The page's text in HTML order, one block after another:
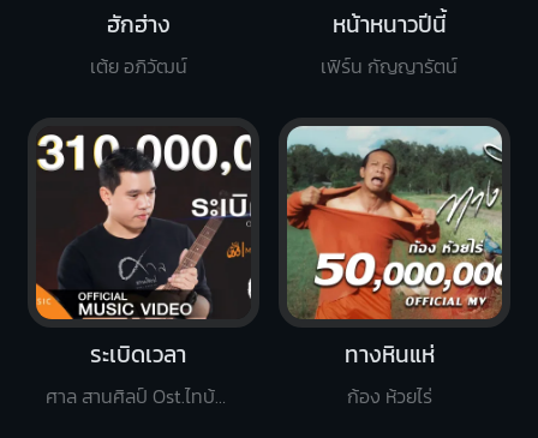
ฮักฮ่าง
เต้ย อภิวัฒน์
หน้าหนาวปีนี้
เฟิร์น กัญญารัตน์
ระเบิดเวลา
ศาล สานศิลป์ Ost.ไทบ้านเดอะซีรีส์2
ทางหินแห่
ก้อง ห้วยไร่